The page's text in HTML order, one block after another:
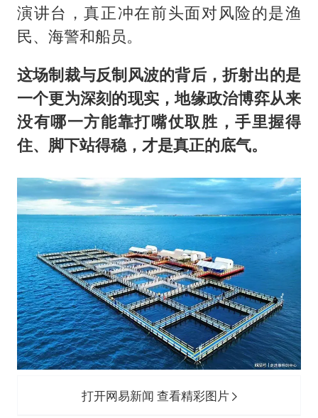
演讲台，真正冲在前头面对风险的是渔
民、海警和船员。
这场制裁与反制风波的背后，折射出的是
一个更为深刻的现实，地缘政治博弈从来
没有哪一方能靠打嘴仗取胜，手里握得
住、脚下站得稳，才是真正的底气。
打开网易新闻 查看精彩图片